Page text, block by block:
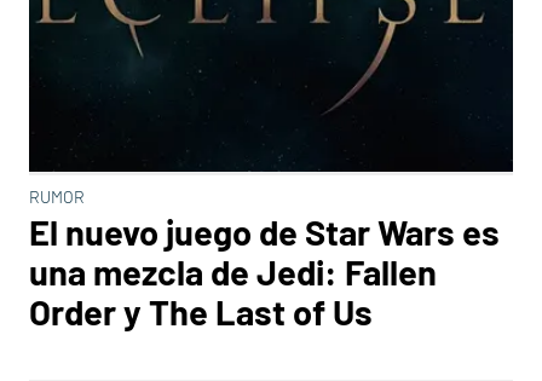
RUMOR
El nuevo juego de Star Wars es
una mezcla de Jedi: Fallen
Order y The Last of Us